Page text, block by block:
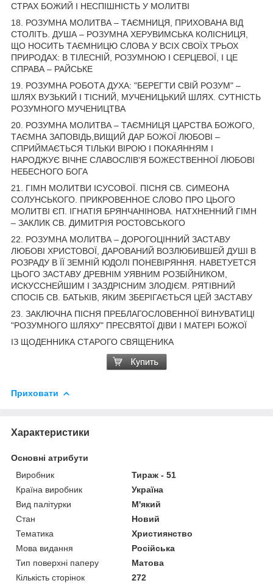
СТРАХ БОЖИЙ І НЕСПІШНІСТЬ У МОЛИТВІ
18. РОЗУМНА МОЛИТВА – ТАЄМНИЦЯ, ПРИХОВАНА ВІД
СТОЛІТЬ. ДУША – РОЗУМНА ХЕРУВИМСЬКА КОЛІСНИЦЯ,
ЩО НОСИТЬ ТАЄМНИЦЮ СЛОВА У ВСІХ СВОЇХ ТРЬОХ
ПРИРОДАХ: В ТІЛЕСНІЙ, РОЗУМНОЮ І СЕРЦЕВОЇ, І ЦЕ
СПРАВА – РАЙСЬКЕ
19. РОЗУМНА РОБОТА ДУХА: "БЕРЕГТИ СВІЙ РОЗУМ" –
ШЛЯХ ВУЗЬКИЙ І ТІСНИЙ, МУЧЕНИЦЬКИЙ ШЛЯХ. СУТНІСТЬ
РОЗУМНОГО МУЧЕНИЦТВА
20. РОЗУМНА МОЛИТВА – ТАЄМНИЦЯ ЦАРСТВА БОЖОГО,
ТАЄМНА ЗАПОВІДЬ,ВИЩИЙ ДАР БОЖОЇ ЛЮБОВІ –
СПРИЙМАЄТЬСЯ ТІЛЬКИ ВІРОЮ І ПОКАЯННЯМ І
НАРОДЖУЄ ВІЧНЕ СЛАВОСЛІВ'Я БОЖЕСТВЕННОЇ ЛЮБОВІ
НЕБЕСНОГО БОГА
21. ГІМН МОЛИТВИ ІСУСОВОЇ. ПІСНЯ СВ. СИМЕОНА
СОЛУНСЬКОГО. ПРИКРОВЕННОЕ СЛОВО ПРО ЦЬОГО
МОЛИТВІ ЄП. ІГНАТІЯ БРЯНЧАНІНОВА. НАТХНЕННИЙ ГІМН
– ЗАКЛИК СВ. ДИМИТРІЯ РОСТОВСЬКОГО
22. РОЗУМНА МОЛИТВА – ДОРОГОЦІННИЙ ЗАСТАВУ
ЛЮБОВІ ХРИСТОВОЇ, ДАРОВАНИЙ ВОЗЛЮБИВШЕЙ ДУШІ В
РОЗРАДУ В ЇЇ ЗЕМНІЙ ЮДОЛІ ПОНЕВІРЯННЯ. НАВЕТУЕТСЯ
ЦЬОГО ЗАСТАВУ ДРЕВНІМ УЯВНИМ РОЗБІЙНИКОМ,
ИСКУССНЕЙШИМ І ЗАЗДРІСНИМ ЗЛОДІЄМ. РЯТІВНИЙ
СПОСІБ СВ. БАТЬКІВ, ЯКИМ ЗБЕРІГАЄТЬСЯ ЦЕЙ ЗАСТАВУ
23. ЗАКЛЮЧНА ПІСНЯ ПРЕБЛАГОСЛОВЕННОЇ ВИНУВАТИЦІ
"РОЗУМНОГО ШЛЯХУ" ПРЕСВЯТОЇ ДІВИ І МАТЕРІ БОЖОЇ
ІЗ ЩОДЕННИКА СТАРОГО СВЯЩЕНИКА
Приховати
Характеристики
Основні атрибути
Виробник
Тираж - 51
Країна виробник
Україна
Вид палітурки
М'який
Стан
Новий
Тематика
Християнство
Мова видання
Російська
Тип поверхні паперу
Матова
Кількість сторінок
272